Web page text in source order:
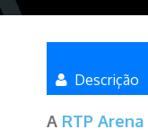
Descrição
A RTP Arena